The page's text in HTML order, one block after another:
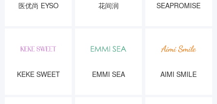
医优尚 EYSO 花间润 SEAPROMISE
KEKE SWEET EMMI SEA AIMI SMILE